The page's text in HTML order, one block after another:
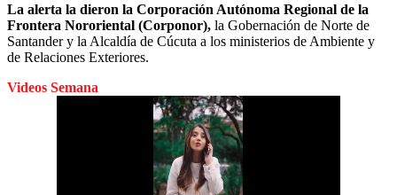
La alerta la dieron la Corporación Autónoma Regional de la
Frontera Nororiental (Corponor), la Gobernación de Norte de
Santander y la Alcaldía de Cúcuta a los ministerios de Ambiente y
de Relaciones Exteriores.
Videos Semana